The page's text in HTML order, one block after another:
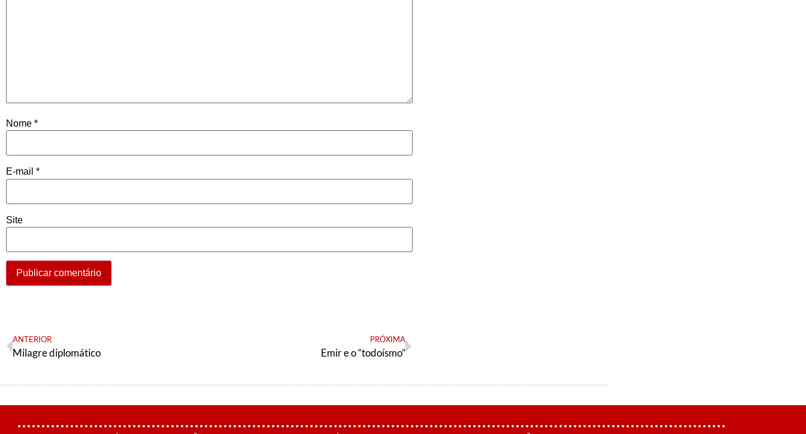
Nome *
E-mail *
Site
ANTERIOR
Milagre diplomático
PRÓXIMA
Emir e o “todoísmo”